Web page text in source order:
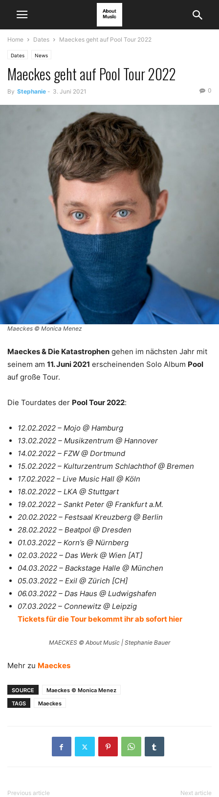
Home Dates Maeckes geht auf Pool Tour 2022
Dates News
Maeckes geht auf Pool Tour 2022
By Stephanie - 3. Juni 2021 0
Maeckes © Monica Menez
Maeckes & Die Katastrophen gehen im nächsten Jahr mit
seinem am 11. Juni 2021 erscheinenden Solo Album Pool
auf große Tour.
Die Tourdates der Pool Tour 2022:
12.02.2022 – Mojo @ Hamburg
13.02.2022 – Musikzentrum @ Hannover
14.02.2022 – FZW @ Dortmund
15.02.2022 – Kulturzentrum Schlachthof @ Bremen
17.02.2022 – Live Music Hall @ Köln
18.02.2022 – LKA @ Stuttgart
19.02.2022 – Sankt Peter @ Frankfurt a.M.
20.02.2022 – Festsaal Kreuzberg @ Berlin
28.02.2022 – Beatpol @ Dresden
01.03.2022 – Korn’s @ Nürnberg
02.03.2022 – Das Werk @ Wien [AT]
04.03.2022 – Backstage Halle @ München
05.03.2022 – Exil @ Zürich [CH]
06.03.2022 – Das Haus @ Ludwigshafen
07.03.2022 – Connewitz @ Leipzig
Tickets für die Tour bekommt ihr ab sofort hier
MAECKES © About Musïc | Stephanie Bauer
Mehr zu Maeckes
SOURCE
Maeckes © Monica Menez
TAGS
Maeckes
Previous article Next article